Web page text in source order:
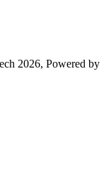
2026, Powered by